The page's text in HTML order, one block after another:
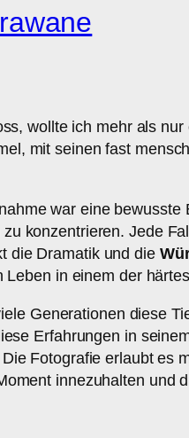
wollte ich mehr als
mit seinen fast
war eine
zu konzentrieren. Jede
die Dramatik und die
Leben in einem der
Generationen diese
Erfahrungen in
Fotografie erlaubt es
innezuhalten und